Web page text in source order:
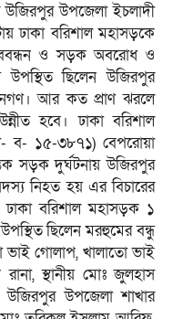
উপজেলা ইচলাদী
ঢাকা বরিশাল মহাসড়কে
ও সড়ক অবরোধ ও
ছিলেন উজিরপুর
আর কত প্রাণ ঝরলে
হবে। ঢাকা বরিশাল
ব- ১৫-৩৮৭১) বেপরোয়া
সড়ক দুর্ঘটনায় উজিরপুর
নিহত হয় এর বিচারের
ঢাকা বরিশাল মহাসড়ক ১
ছিলেন মরহুমের বন্ধু
ভাই গোলাপ, খালাতো ভাই
স্থানীয় মোঃ জুলহাস
উপজেলা শাখার